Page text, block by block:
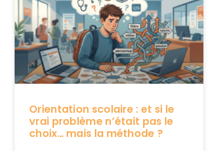
Orientation scolaire : et si le
vrai problème n’était pas le
choix… mais la méthode ?